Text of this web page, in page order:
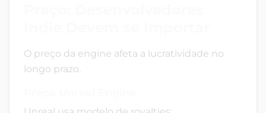
O preço da engine afeta a lucratividade no
longo prazo.